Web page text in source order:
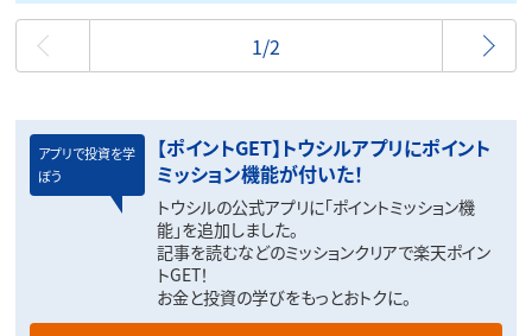
最初
1/2
アプリで投資を学
ぼう
【ポイントGET】トウシルアプリにポイント
ミッション機能が付いた！
トウシルの公式アプリに「ポイントミッション機
能」を追加しました。
記事を読むなどのミッションクリアで楽天ポイン
トGET！
お金と投資の学びをもっとおトクに。